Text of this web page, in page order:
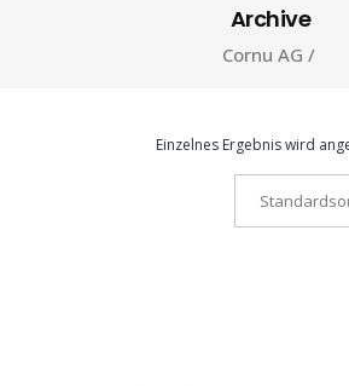
Archive
Cornu AG /
Einzelnes Ergebnis wird